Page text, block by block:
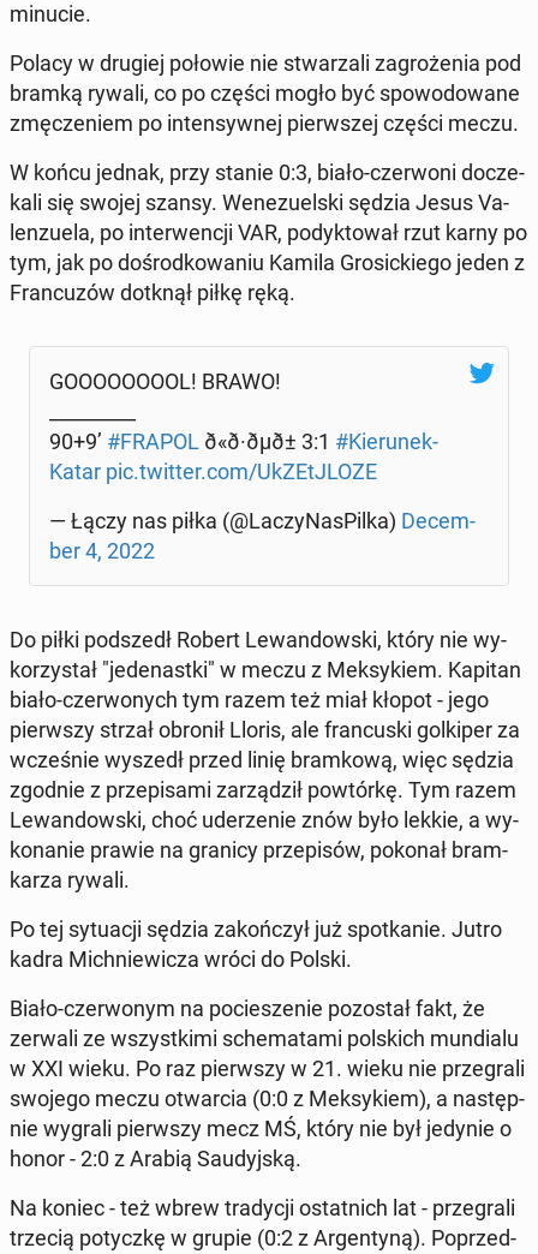
minucie.
Polacy w drugiej połowie nie stwa­rza­li za­gro­że­nia pod
bramką rywali, co po części mogło być spo­wo­do­wa­ne
zmę­cze­niem po in­ten­syw­nej pierw­szej części meczu.
W końcu jednak, przy stanie 0:3, biało-czer­wo­ni do­cze­
ka­li się swojej szansy. We­ne­zu­el­ski sędzia Jesus Va­
len­zu­ela, po in­ter­wen­cji VAR, po­dyk­to­wał rzut karny po
tym, jak po do­środ­ko­wa­niu Kamila Gro­sic­kie­go jeden z
Fran­cu­zów dotknął piłkę ręką.
GO­OOOOOOOL! BRAWO!
90+9’ #FRAPOL ð«ð·ðµð± 3:1 #Kie­ru­nek­
Ka­tar pic.twitter.com/UkZE­tJ­LO­ZE
— Łączy nas piłka (@La­czy­Na­sPil­ka) De­cem­
ber 4, 2022
Do piłki pod­szedł Robert Le­wan­dow­ski, który nie wy­
ko­rzy­stał "je­de­nast­ki" w meczu z Mek­sy­kiem. Kapitan
biało-czer­wo­nych tym razem też miał kłopot - jego
pierw­szy strzał obronił Lloris, ale fran­cu­ski gol­ki­per za
wcze­śnie wyszedł przed linię bram­ko­wą, więc sędzia
zgodnie z prze­pi­sa­mi za­rzą­dził po­wtór­kę. Tym razem
Le­wan­dow­ski, choć ude­rze­nie znów było lekkie, a wy­
ko­na­nie prawie na granicy prze­pi­sów, pokonał bram­
ka­rza rywali.
Po tej sy­tu­acji sędzia za­koń­czył już spo­tka­nie. Jutro
kadra Mich­nie­wi­cza wróci do Polski.
Biało-czer­wo­nym na po­cie­sze­nie po­zo­stał fakt, że
zerwali ze wszyst­ki­mi sche­ma­ta­mi pol­skich mun­dia­lu
w XXI wieku. Po raz pierw­szy w 21. wieku nie prze­gra­li
swojego meczu otwar­cia (0:0 z Mek­sy­kiem), a na­stęp­
nie wygrali pierw­szy mecz MŚ, który nie był jedynie o
honor - 2:0 z Arabią Sau­dyj­ską.
Na koniec - też wbrew tra­dy­cji ostat­nich lat - prze­gra­li
trzecią po­tycz­kę w grupie (0:2 z Ar­gen­ty­ną). Po­przed­